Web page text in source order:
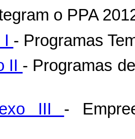
o PPA
I - Programas
II - Programas
III -